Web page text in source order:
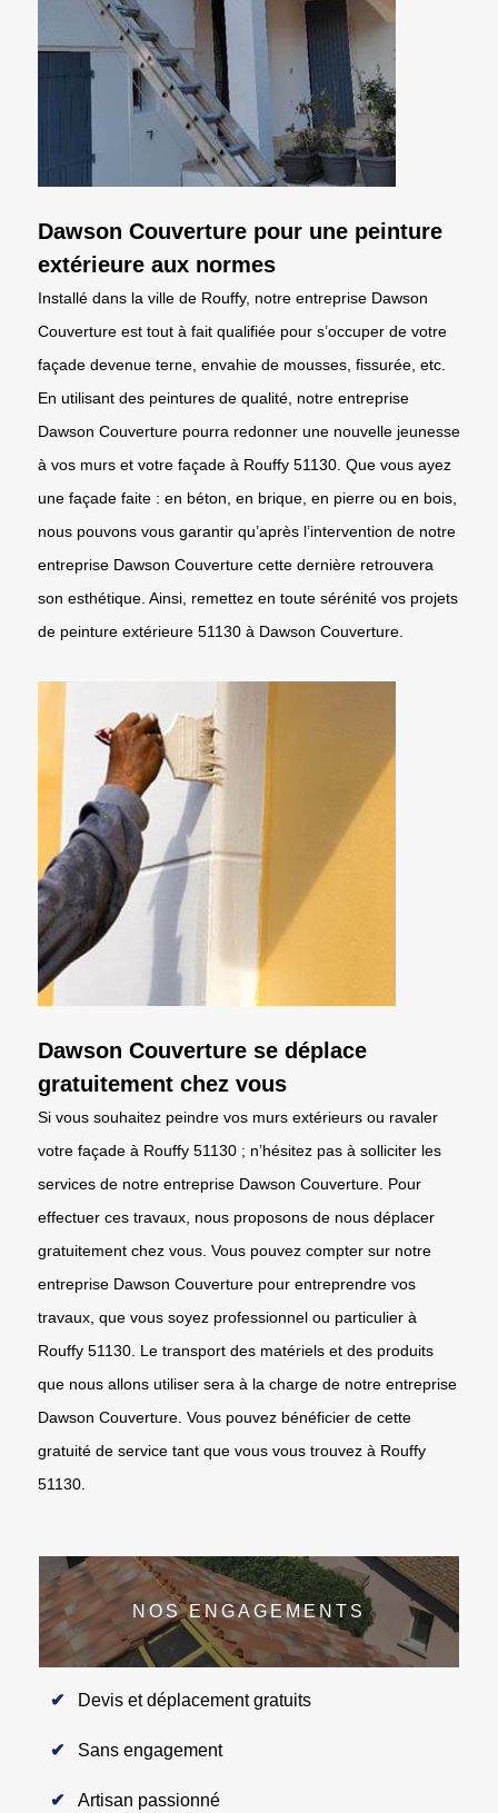
Dawson Couverture pour une peinture
extérieure aux normes
Installé dans la ville de Rouffy, notre entreprise Dawson
Couverture est tout à fait qualifiée pour s’occuper de votre
façade devenue terne, envahie de mousses, fissurée, etc.
En utilisant des peintures de qualité, notre entreprise
Dawson Couverture pourra redonner une nouvelle jeunesse
à vos murs et votre façade à Rouffy 51130. Que vous ayez
une façade faite : en béton, en brique, en pierre ou en bois,
nous pouvons vous garantir qu’après l’intervention de notre
entreprise Dawson Couverture cette dernière retrouvera
son esthétique. Ainsi, remettez en toute sérénité vos projets
de peinture extérieure 51130 à Dawson Couverture.
Dawson Couverture se déplace
gratuitement chez vous
Si vous souhaitez peindre vos murs extérieurs ou ravaler
votre façade à Rouffy 51130 ; n’hésitez pas à solliciter les
services de notre entreprise Dawson Couverture. Pour
effectuer ces travaux, nous proposons de nous déplacer
gratuitement chez vous. Vous pouvez compter sur notre
entreprise Dawson Couverture pour entreprendre vos
travaux, que vous soyez professionnel ou particulier à
Rouffy 51130. Le transport des matériels et des produits
que nous allons utiliser sera à la charge de notre entreprise
Dawson Couverture. Vous pouvez bénéficier de cette
gratuité de service tant que vous vous trouvez à Rouffy
51130.
NOS ENGAGEMENTS
Devis et déplacement gratuits
Sans engagement
Artisan passionné